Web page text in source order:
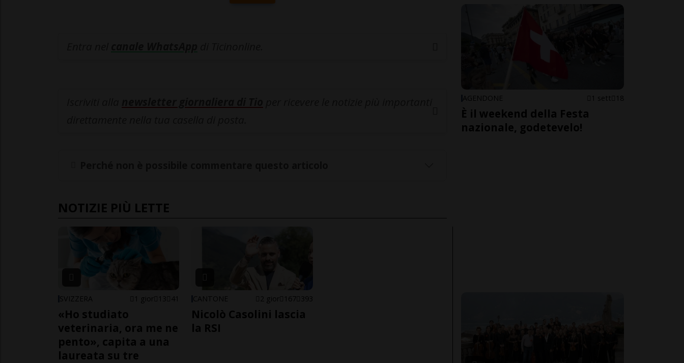
NOTIZIE PIÙ LETTE
SVIZZERA 1 gior 13 41
«Ho studiato
veterinaria, ora me ne
pento», capita a una
laureata su tre
CANTONE 2 gior 167 393
Nicolò Casolini lascia
la RSI
AGENDONE 1 sett 18
È il weekend della Festa
nazionale, godetevelo!